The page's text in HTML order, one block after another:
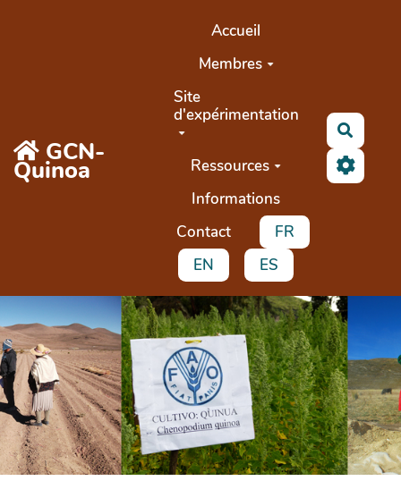
GCN-
Quinoa
Accueil
Membres
Site
d'expérimentation
Ressources
Informations
Contact
FR
EN
ES